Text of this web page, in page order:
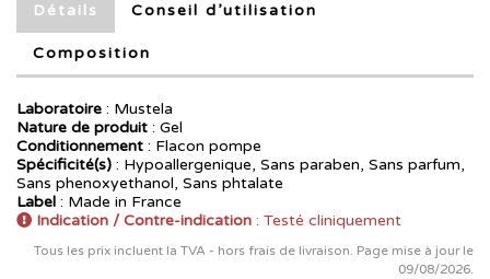
Détails Conseil d’utilisation
Composition
Laboratoire : Mustela
Nature de produit : Gel
Conditionnement : Flacon pompe
Spécificité(s) : Hypoallergenique, Sans paraben, Sans parfum,
Sans phenoxyethanol, Sans phtalate
Label : Made in France
Indication / Contre-indication : Testé cliniquement
Tous les prix incluent la TVA - hors frais de livraison. Page mise à jour le
09/08/2026.